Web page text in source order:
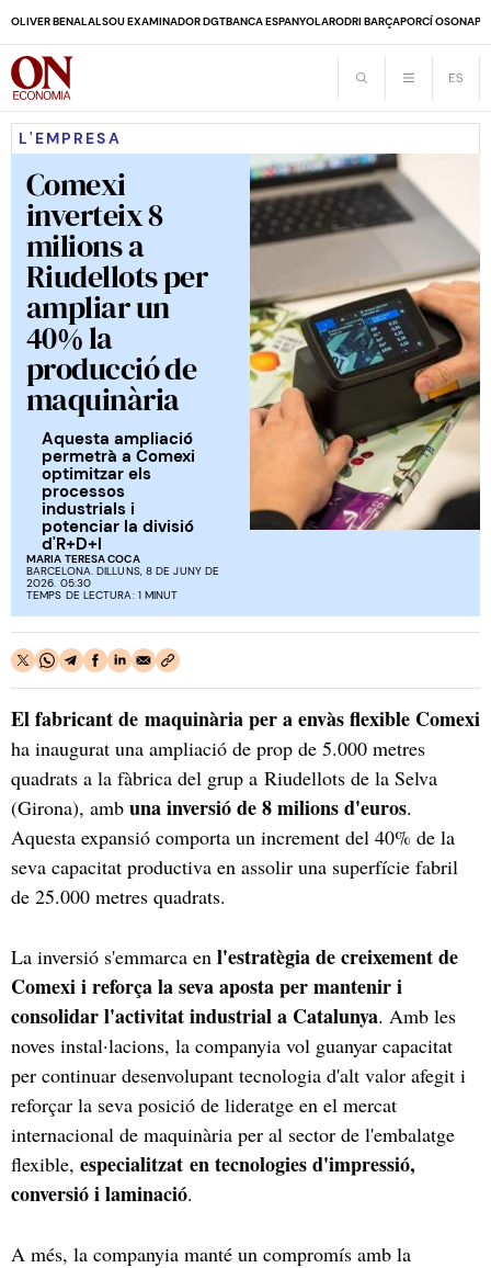
OLIVER BENALALSOU EXAMINADOR DGTBANCA ESPANYOLARODRI BARÇAPORCÍ OSONA
L'EMPRESA
Comexi
inverteix 8
milions a
Riudellots per
ampliar un
40% la
producció de
maquinària
Aquesta ampliació
permetrà a Comexi
optimitzar els
processos
industrials i
potenciar la divisió
d'R+D+I
MARIA TERESA COCA
BARCELONA. DILLUNS, 8 DE JUNY DE
2026. 05:30
TEMPS DE LECTURA: 1 MINUT
El fabricant de maquinària per a envàs flexible Comexi
ha inaugurat una ampliació de prop de 5.000 metres
quadrats a la fàbrica del grup a Riudellots de la Selva
(Girona), amb una inversió de 8 milions d'euros.
Aquesta expansió comporta un increment del 40% de la
seva capacitat productiva en assolir una superfície fabril
de 25.000 metres quadrats.
La inversió s'emmarca en l'estratègia de creixement de
Comexi i reforça la seva aposta per mantenir i
consolidar l'activitat industrial a Catalunya. Amb les
noves instal·lacions, la companyia vol guanyar capacitat
per continuar desenvolupant tecnologia d'alt valor afegit i
reforçar la seva posició de lideratge en el mercat
internacional de maquinària per al sector de l'embalatge
flexible, especialitzat en tecnologies d'impressió,
conversió i laminació.
A més, la companyia manté un compromís amb la